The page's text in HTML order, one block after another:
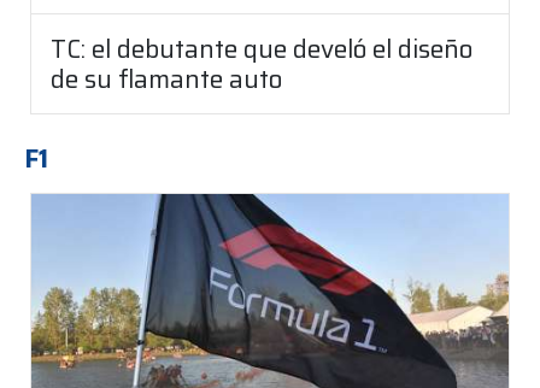
TC: el debutante que develó el diseño
de su flamante auto
F1